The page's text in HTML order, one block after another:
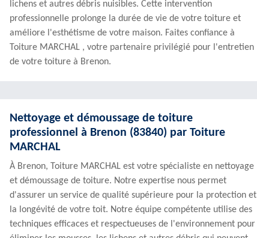
lichens et autres débris nuisibles. Cette intervention
professionnelle prolonge la durée de vie de votre toiture et
améliore l'esthétisme de votre maison. Faites confiance à
Toiture MARCHAL , votre partenaire privilégié pour l'entretien
de votre toiture à Brenon.
Nettoyage et démoussage de toiture
professionnel à Brenon (83840) par Toiture
MARCHAL
À Brenon, Toiture MARCHAL est votre spécialiste en nettoyage
et démoussage de toiture. Notre expertise nous permet
d'assurer un service de qualité supérieure pour la protection et
la longévité de votre toit. Notre équipe compétente utilise des
techniques efficaces et respectueuses de l'environnement pour